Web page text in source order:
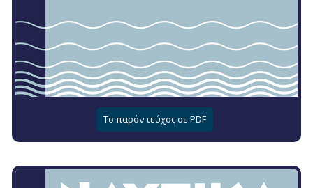
Το παρόν τεύχος σε PDF